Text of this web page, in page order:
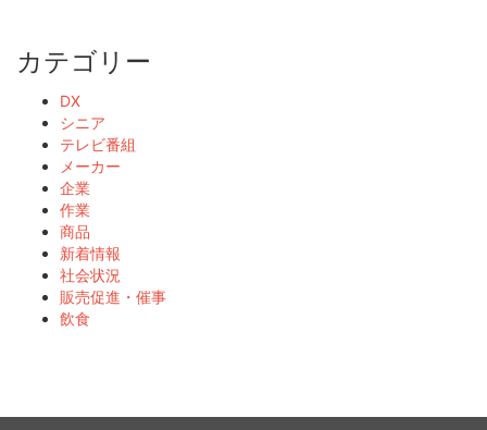
カテゴリー
DX
シニア
テレビ番組
メーカー
企業
作業
商品
新着情報
社会状況
販売促進・催事
飲食